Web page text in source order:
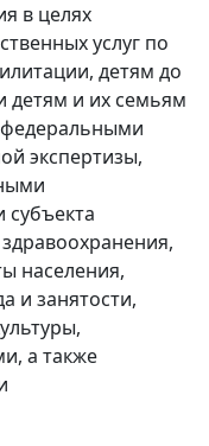
в целях
услуг по
детям до
детям и их семьям
федеральными
экспертизы,
населения,
и занятости,
а также